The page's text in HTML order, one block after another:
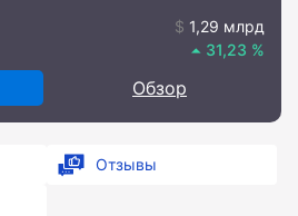
1,29 млрд
31,23
Обзор
Отзывы